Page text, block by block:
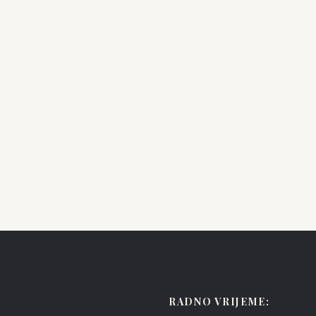
RADNO VRIJEME: